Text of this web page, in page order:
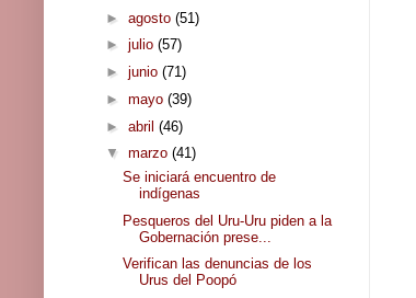
► agosto (51)
► julio (57)
► junio (71)
► mayo (39)
► abril (46)
▼ marzo (41)
Se iniciará encuentro de
indígenas
Pesqueros del Uru-Uru piden a la
Gobernación prese...
Verifican las denuncias de los
Urus del Poopó